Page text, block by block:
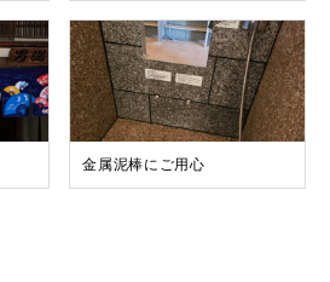
金属泥棒にご用心